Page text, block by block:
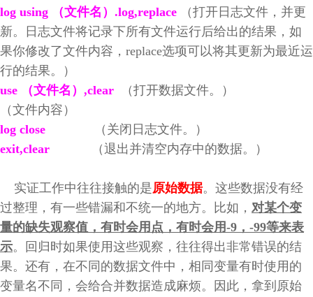
log using （文件名）.log,replace
（打开日志文件，并更
新。日志文件将记录下所有文件运行后给出的结果，如
果你修改了文件内容，replace选项可以将其更新为最近运
行的结果。）
use （文件名）,clear （打开数据文件。）
（文件内容）
log close
（关闭日志文件。）
exit,clear
（退出并清空内存中的数据。）
实证工作中往往接触的是原始数据。这些数据没有经
过整理，有一些错漏和不统一的地方。比如， 对某个变
量的缺失观察值，有时会用点，有时会用-9，-99等来表
示。回归时如果使用这些观察，往往得出非常错误的结
果。还有，在不同的数据文件中，相同变量有时使用的
变量名不同，会给合并数据造成麻烦。因此，拿到原始